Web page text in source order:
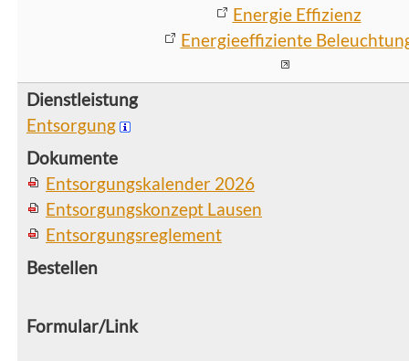
Energie Effizienz
Energieeffiziente
Entsorgung
Entsorgungskalender 2026
Entsorgungskonzept Lausen
Entsorgungsreglement